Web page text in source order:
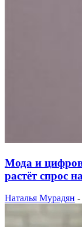
Мода и
растёт спрос
Наталья Мурадян -